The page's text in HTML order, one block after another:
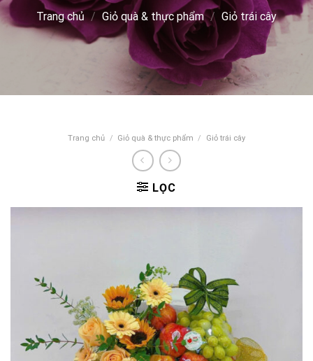
Trang chủ / Giỏ quà & thực phẩm / Giỏ trái cây
Trang chủ / Giỏ quà & thực phẩm / Giỏ trái cây
LỌC